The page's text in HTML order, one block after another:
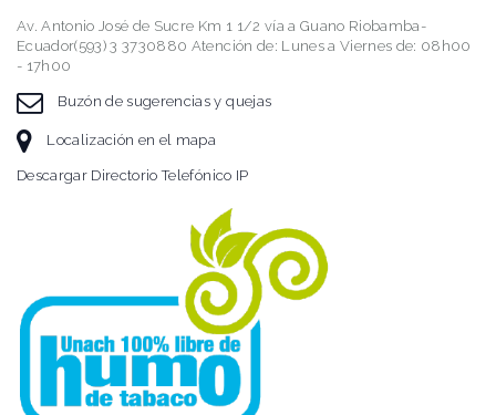
Av. Antonio José de Sucre Km 1 1/2 vía a Guano Riobamba-
Ecuador(593) 3 3730880 Atención de: Lunes a Viernes de: 08h00
- 17h00
Buzón de sugerencias y quejas
Localización en el mapa
Descargar Directorio Telefónico IP